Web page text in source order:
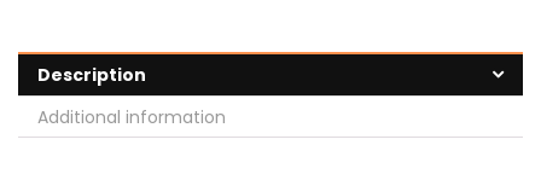
Description
Additional information